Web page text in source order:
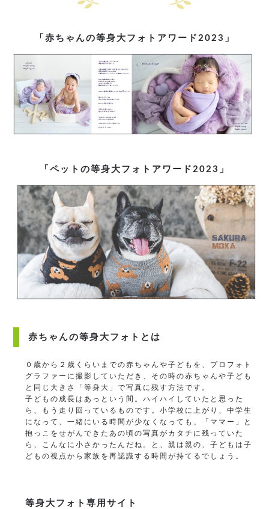
「赤ちゃんの等身大フォトアワード2023」
「ペットの等身大フォトアワード2023」
赤ちゃんの等身大フォトとは
０歳から２歳くらいまでの赤ちゃんや子どもを、プロフォト
グラファーに撮影していただき、その時の赤ちゃんや子ども
と同じ大きさ「等身大」で写真に残す方法です。
子どもの成長はあっという間。ハイハイしていたと思った
ら、もう走り回っているものです。小学校に上がり、中学生
になって、一緒にいる時間が少なくなっても、「ママー」と
抱っこをせがんできたあの頃の写真がカタチに残っていた
ら、こんなに小さかったんだね。と、親は親の、子どもは子
どもの視点から家族を再認識する時間が持てるでしょう。
等身大フォト専用サイト